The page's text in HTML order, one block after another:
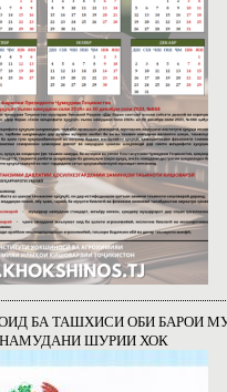
БА ТАШХИСИ ОБИ БАРОИ
НАМУДАНИ ШУРИИ ХОК